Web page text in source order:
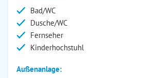
Bad/WC
Dusche/WC
Fernseher
Kinderhochstuhl
Außenanlage: